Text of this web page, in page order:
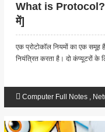
What is Protocol?
में]
एक प्रोटोकॉल नियमों का एक
नियंत्रित करता है। दो कंप्यूटरों के
Computer Full Notes,